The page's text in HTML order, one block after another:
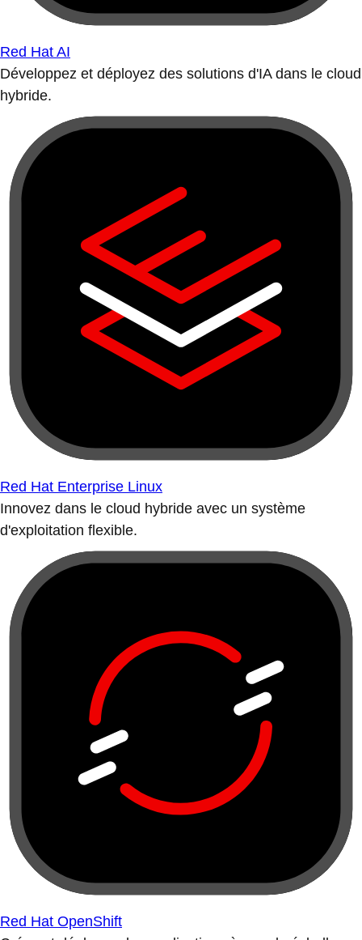
Red Hat AI
Développez et déployez des solutions d'IA dans le cloud
hybride.
Red Hat Enterprise Linux
Innovez dans le cloud hybride avec un système
d'exploitation flexible.
Red Hat OpenShift